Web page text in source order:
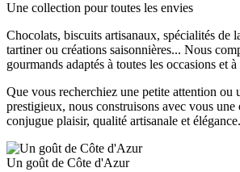
Une collection pour toutes les envies
Chocolats, biscuits artisanaux, spécialités de
tartiner ou créations saisonnières... Nous
gourmands adaptés à toutes les occasions et
Que vous recherchiez une petite attention ou
prestigieux, nous construisons avec vous une
conjugue plaisir, qualité artisanale et élégance.
Un goût de Côte d'Azur